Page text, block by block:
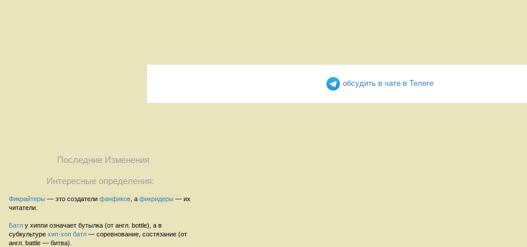
обсудить в чате в Телеге
Последние Изменения
Интересные определения:
Фикрайтеры — это создатели фанфиков , а фикридеры — их
читатели.
Батл у хиппи означает бутылка (от англ. bottle), а в
субкультуре хип-хоп батл — соревнование, состязание (от
англ. battle — битва).